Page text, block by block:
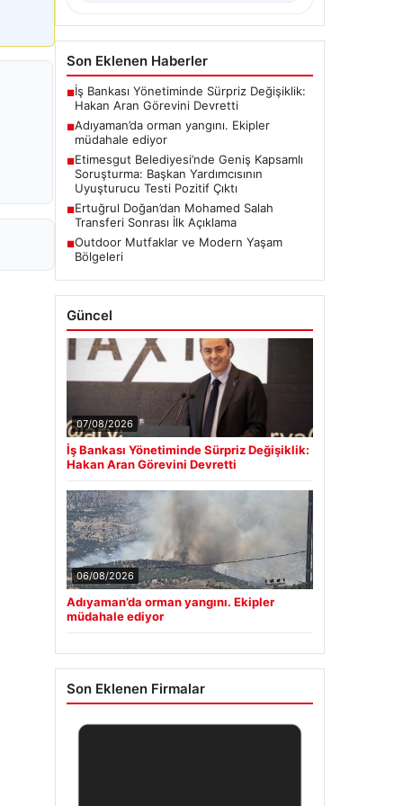
Son Eklenen Haberler
■İş Bankası Yönetiminde Sürpriz Değişiklik:
Hakan Aran Görevini Devretti
■Adıyaman’da orman yangını. Ekipler
müdahale ediyor
■Etimesgut Belediyesi’nde Geniş Kapsamlı
Soruşturma: Başkan Yardımcısının
Uyuşturucu Testi Pozitif Çıktı
■Ertuğrul Doğan’dan Mohamed Salah
Transferi Sonrası İlk Açıklama
■Outdoor Mutfaklar ve Modern Yaşam
Bölgeleri
Güncel
07/08/2026
İş Bankası Yönetiminde Sürpriz Değişiklik:
Hakan Aran Görevini Devretti
06/08/2026
Adıyaman’da orman yangını. Ekipler
müdahale ediyor
Son Eklenen Firmalar